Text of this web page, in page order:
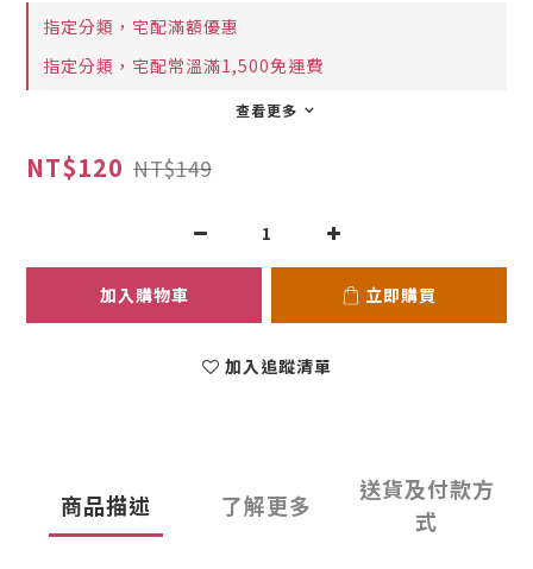
指定分類，宅配滿額優惠
指定分類，宅配常溫滿1,500免運費
查看更多
NT$120 NT$149
加入購物車 立即購買
加入追蹤清單
商品描述 了解更多
送貨及付款方
式